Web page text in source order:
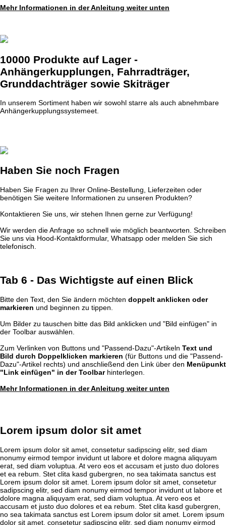
Mehr Informationen in der Anleitung weiter unten
10000 Produkte auf Lager -
Anhängerkupplungen, Fahrradträger,
Grunddachträger sowie Skiträger
In unserem Sortiment haben wir sowohl starre als auch abnehmbare
Anhängerkupplungssystemeet.
Haben Sie noch Fragen
Haben Sie Fragen zu Ihrer Online-Bestellung, Lieferzeiten oder
benötigen Sie weitere Informationen zu unseren Produkten?
Kontaktieren Sie uns, wir stehen Ihnen gerne zur Verfügung!
Wir werden die Anfrage so schnell wie möglich beantworten. Schreiben
Sie uns via Hood-Kontaktformular, Whatsapp oder melden Sie sich
telefonisch.
Tab 6 - Das Wichtigste auf einen Blick
Bitte den Text, den Sie ändern möchten doppelt anklicken oder
markieren und beginnen zu tippen.
Um Bilder zu tauschen bitte das Bild anklicken und "Bild einfügen" in
der Toolbar auswählen.
Zum Verlinken von Buttons und "Passend-Dazu"-Artikeln Text und
Bild durch Doppelklicken markieren (für Buttons und die "Passend-
Dazu"-Artikel rechts) und anschließend den Link über den Menüpunkt
"Link einfügen" in der Toolbarhinterlegen.
Mehr Informationen in der Anleitung weiter unten
Lorem ipsum dolor sit amet
Lorem ipsum dolor sit amet, consetetur sadipscing elitr, sed diam
nonumy eirmod tempor invidunt ut labore et dolore magna aliquyam
erat, sed diam voluptua. At vero eos et accusam et justo duo dolores
et ea rebum. Stet clita kasd gubergren, no sea takimata sanctus est
Lorem ipsum dolor sit amet. Lorem ipsum dolor sit amet, consetetur
sadipscing elitr, sed diam nonumy eirmod tempor invidunt ut labore et
dolore magna aliquyam erat, sed diam voluptua. At vero eos et
accusam et justo duo dolores et ea rebum. Stet clita kasd gubergren,
no sea takimata sanctus est Lorem ipsum dolor sit amet. Lorem ipsum
dolor sit amet, consetetur sadipscing elitr, sed diam nonumy eirmod